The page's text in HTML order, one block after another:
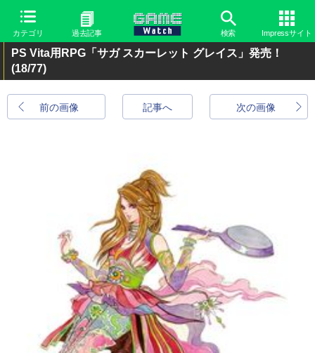
カテゴリ 過去記事 検索 Impressサイト
PS Vita用RPG「サガ スカーレット グレイス」発売！
(18/77)
前の画像 次の画像
記事へ